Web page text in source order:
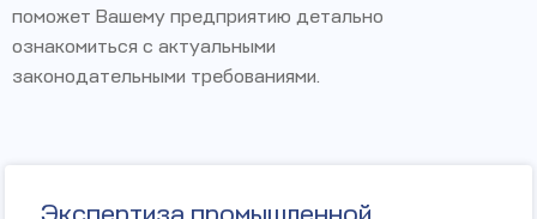
поможет Вашему предприятию детально
ознакомиться с актуальными
законодательными требованиями.